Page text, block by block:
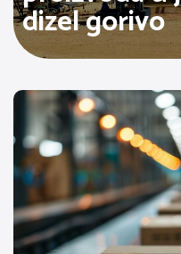
dizel gorivo